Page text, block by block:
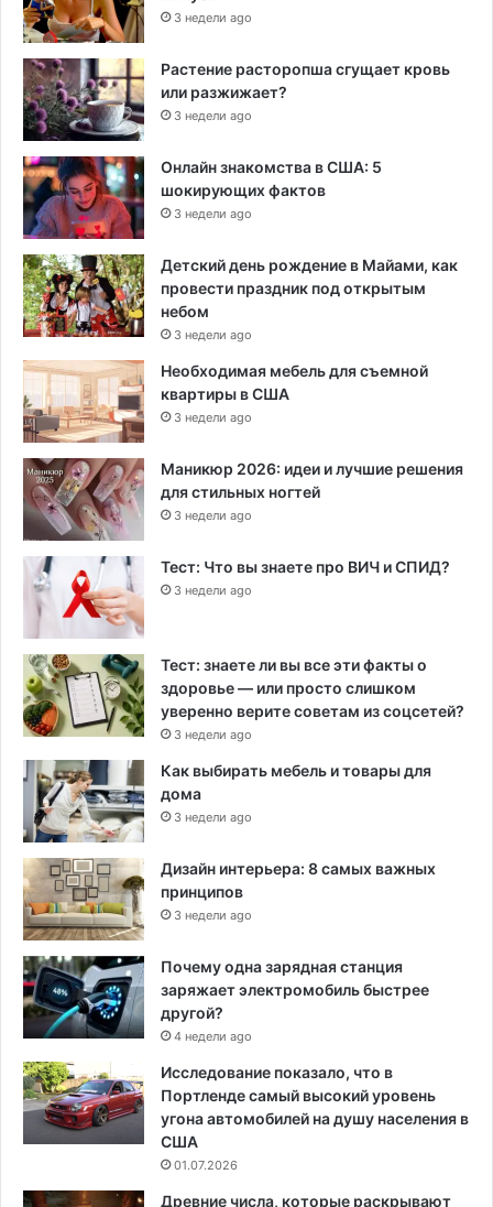
3 недели ago
Растение расторопша сгущает кровь
или разжижает?
3 недели ago
Онлайн знакомства в США: 5
шокирующих фактов
3 недели ago
Детский день рождение в Майами, как
провести праздник под открытым
небом
3 недели ago
Необходимая мебель для съемной
квартиры в США
3 недели ago
Маникюр 2026: идеи и лучшие решения
для стильных ногтей
3 недели ago
Тест: Что вы знаете про ВИЧ и СПИД?
3 недели ago
Тест: знаете ли вы все эти факты о
здоровье — или просто слишком
уверенно верите советам из соцсетей?
3 недели ago
Как выбирать мебель и товары для
дома
3 недели ago
Дизайн интерьера: 8 самых важных
принципов
3 недели ago
Почему одна зарядная станция
заряжает электромобиль быстрее
другой?
4 недели ago
Исследование показало, что в
Портленде самый высокий уровень
угона автомобилей на душу населения в
США
01.07.2026
Древние числа, которые раскрывают